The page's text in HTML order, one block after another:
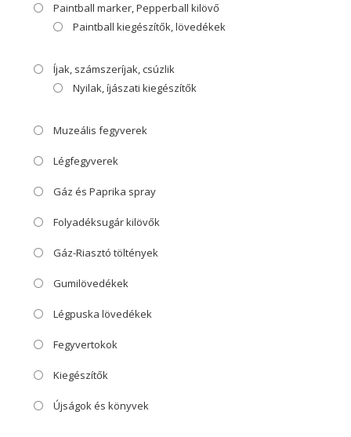
Paintball marker, Pepperball kilövő
Paintball kiegészítők, lövedékek
Íjak, számszeríjak, csúzlik
Nyilak, íjászati kiegészítők
Muzeális fegyverek
Légfegyverek
Gáz és Paprika spray
Folyadéksugár kilövők
Gáz-Riasztó töltények
Gumilövedékek
Légpuska lövedékek
Fegyvertokok
Kiegészítők
Újságok és könyvek